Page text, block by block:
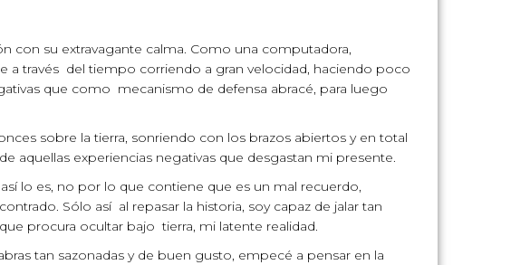
con su extravagante calma. Como una computadora,
a través del tiempo corriendo a gran velocidad, haciendo poco
que como mecanismo de defensa abracé, para luego
sobre la tierra, sonriendo con los brazos abiertos y en total
aquellas experiencias negativas que desgastan mi presente.
lo es, no por lo que contiene que es un mal recuerdo,
Sólo así al repasar la historia, soy capaz de jalar tan
procura ocultar bajo tierra, mi latente realidad.
tan sazonadas y de buen gusto, empecé a pensar en la